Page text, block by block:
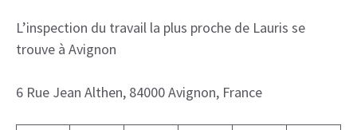
L’inspection du travail la plus proche de Lauris se
trouve à Avignon
6 Rue Jean Althen, 84000 Avignon, France